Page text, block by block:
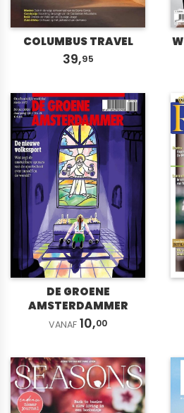
COLUMBUS TRAVEL
39,95
DE GROENE
AMSTERDAMMER
VANAF 10,00